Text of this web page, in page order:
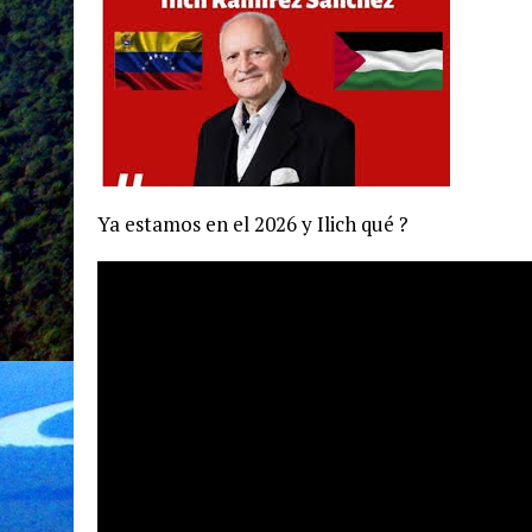
Ya estamos en el 2026 y Ilich qué ?